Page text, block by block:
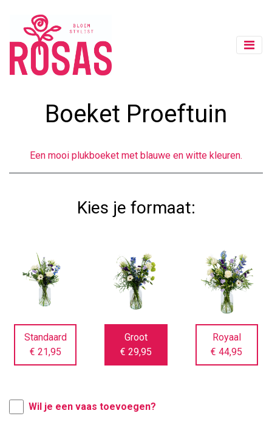
Boeket Proeftuin
Een mooi plukboeket met blauwe en witte kleuren.
Kies je formaat:
Standaard
€ 21,95
Groot
€ 29,95
Royaal
€ 44,95
Wil je een vaas toevoegen?